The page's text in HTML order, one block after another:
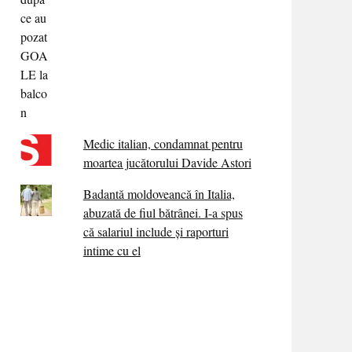
Medic italian, condamnat pentru
moartea jucătorului Davide Astori
Badantă moldoveancă în Italia,
abuzată de fiul bătrânei. I-a spus
că salariul include și raporturi
intime cu el